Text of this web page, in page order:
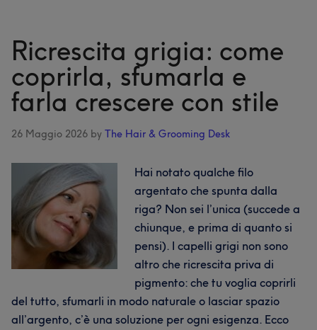
quello
che
c'è
da
sapere
Ricrescita grigia: come
coprirla, sfumarla e
farla crescere con stile
26 Maggio 2026 by The Hair & Grooming Desk
Hai notato qualche filo
argentato che spunta dalla
riga? Non sei l’unica (succede a
chiunque, e prima di quanto si
pensi). I capelli grigi non sono
altro che ricrescita priva di
pigmento: che tu voglia coprirli
del tutto, sfumarli in modo naturale o lasciar spazio
all’argento, c’è una soluzione per ogni esigenza. Ecco